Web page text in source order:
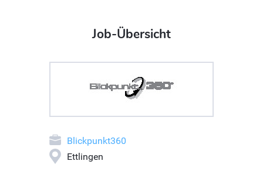
Job-Übersicht
Blickpunkt360
Ettlingen